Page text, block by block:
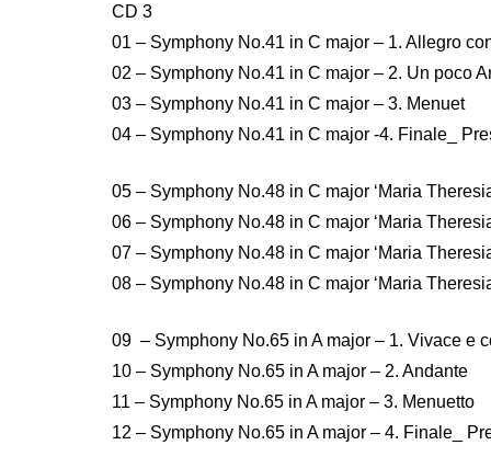
CD 3
01 – Symphony No.41 in C major – 1. Allegro
02 – Symphony No.41 in C major – 2. Un poco
03 – Symphony No.41 in C major – 3. Menuet
04 – Symphony No.41 in C major -4. Finale_
05 – Symphony No.48 in C major ‘Maria
06 – Symphony No.48 in C major ‘Maria
07 – Symphony No.48 in C major ‘Maria
08 – Symphony No.48 in C major ‘Maria
09 – Symphony No.65 in A major – 1. Vivace e
10 – Symphony No.65 in A major – 2. Andante
11 – Symphony No.65 in A major – 3. Menuetto
12 – Symphony No.65 in A major – 4. Finale_